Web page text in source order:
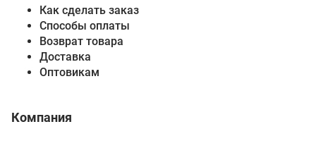
Как сделать заказ
Способы оплаты
Возврат товара
Доставка
Оптовикам
Компания